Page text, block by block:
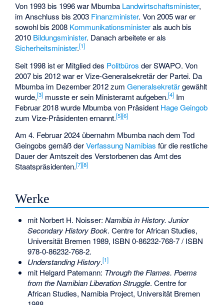
Von 1993 bis 1996 war Mbumba Landwirtschaftsminister,
im Anschluss bis 2003 Finanzminister. Von 2005 war er
sowohl bis 2008 Kommunikationsministerals auch bis
2010 Bildungsminister. Danach arbeitete er als
Sicherheitsminister.[1]
Seit 1998 ist er Mitglied des Politbüros der SWAPO. Von
2007 bis 2012 war er Vize-Generalsekretär der Partei. Da
Mbumba im Dezember 2012 zumGeneralsekretärgewählt
wurde,[3] musste er sein Ministeramt aufgeben.[4] Im
Februar 2018 wurde Mbumba von Präsident Hage Geingob
zum Vize-Präsidenten ernannt.[5][6]
Am 4. Februar 2024 übernahm Mbumba nach dem Tod
Geingobs gemäß derVerfassung Namibias für die restliche
Dauer der Amtszeit des Verstorbenen das Amt des
Staatspräsidenten.[7][8]
Werke
mit Norbert H. Noisser: Namibia in History. Junior
Secondary History Book. Centre for African Studies,
Universität Bremen 1989, ISBN 0-86232-768-7/ISBN
978-0-86232-768-2.
Understanding History.[1]
mit Helgard Patemann: Through the Flames. Poems
from the Namibian Liberation Struggle. Centre for
African Studies, Namibia Project, Universität Bremen